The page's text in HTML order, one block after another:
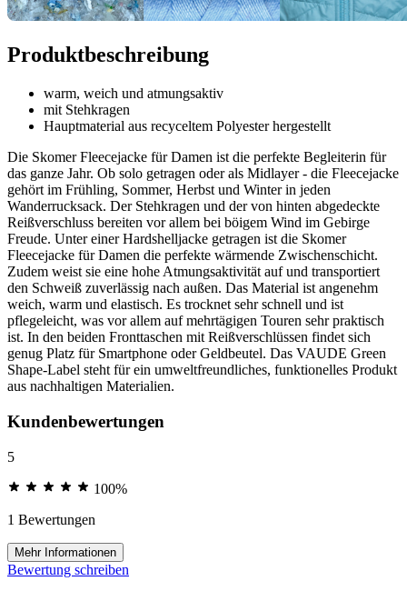
Produktbeschreibung
warm, weich und atmungsaktiv
mit Stehkragen
Hauptmaterial aus recyceltem Polyester hergestellt
Die Skomer Fleecejacke für Damen ist die perfekte Begleiterin für
das ganze Jahr. Ob solo getragen oder als Midlayer - die Fleecejacke
gehört im Frühling, Sommer, Herbst und Winter in jeden
Wanderrucksack. Der Stehkragen und der von hinten abgedeckte
Reißverschluss bereiten vor allem bei böigem Wind im Gebirge
Freude. Unter einer Hardshelljacke getragen ist die Skomer
Fleecejacke für Damen die perfekte wärmende Zwischenschicht.
Zudem weist sie eine hohe Atmungsaktivität auf und transportiert
den Schweiß zuverlässig nach außen. Das Material ist angenehm
weich, warm und elastisch. Es trocknet sehr schnell und ist
pflegeleicht, was vor allem auf mehrtägigen Touren sehr praktisch
ist. In den beiden Fronttaschen mit Reißverschlüssen findet sich
genug Platz für Smartphone oder Geldbeutel. Das VAUDE Green
Shape-Label steht für ein umweltfreundliches, funktionelles Produkt
aus nachhaltigen Materialien.
Kundenbewertungen
5
100%
1 Bewertungen
Mehr Informationen
Bewertung schreiben